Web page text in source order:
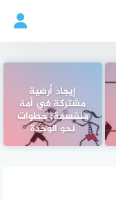
إيجاد أرضية
مشتركة في أمة
منقسمة: خطوات
نحو الوحدة